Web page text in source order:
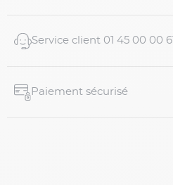
Service client 01 45 00 00 61
Paiement sécurisé